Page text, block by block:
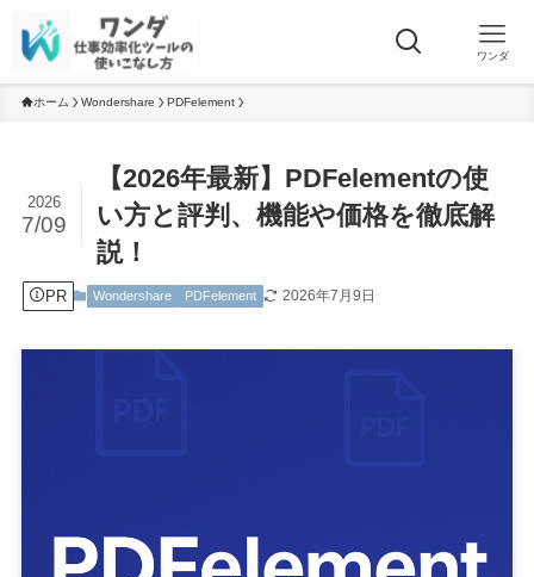
ワンダ
ホーム Wondershare PDFelement
【2026年最新】PDFelementの使
い方と評判、機能や価格を徹底解
説！
2026
7/09
PR Wondershare PDFelement 2026年7月9日